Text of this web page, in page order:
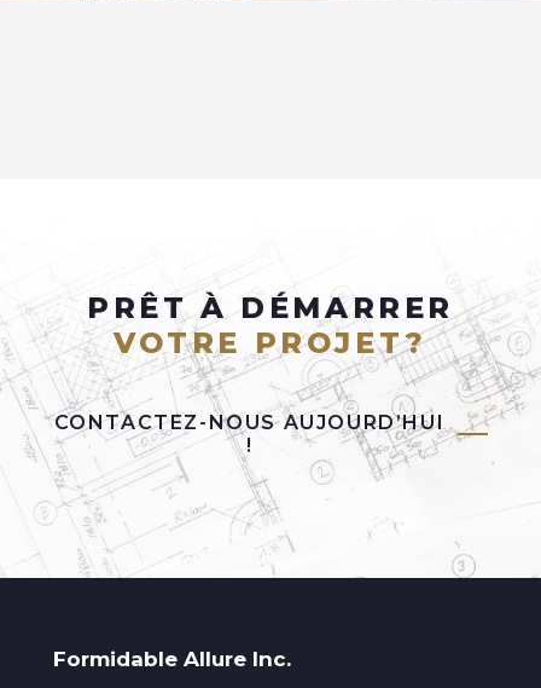
PRÊT À DÉMARRER
VOTRE PROJET?
CONTACTEZ-NOUS AUJOURD’HUI
!
Formidable Allure Inc.